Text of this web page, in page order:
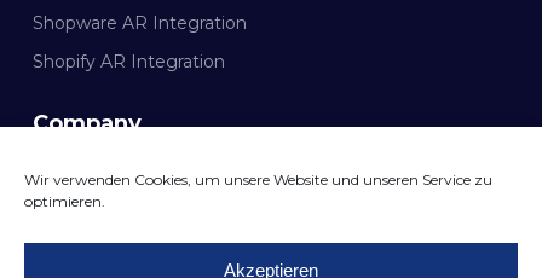
Wir verwenden Cookies, um unsere Website und unseren Service zu
optimieren.
Akzeptieren
Shopware AR Integration
Shopify AR Integration
Company
Dokumentation